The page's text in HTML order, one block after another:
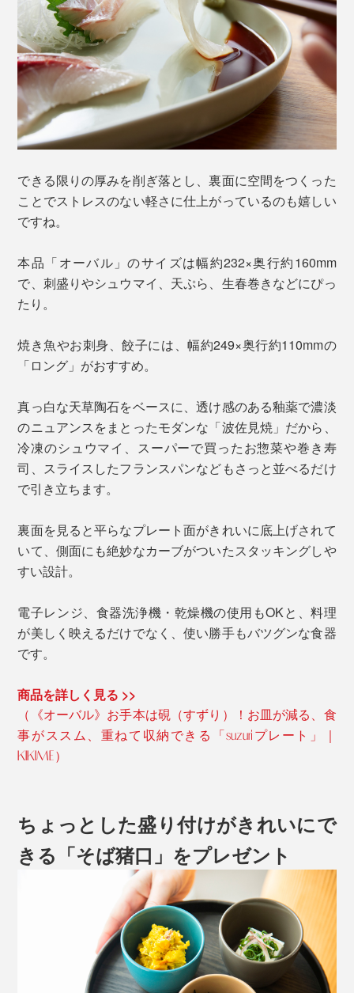
できる限りの厚みを削ぎ落とし、裏面に空間をつくった
ことでストレスのない軽さに仕上がっているのも嬉しい
ですね。
本品「オーバル」のサイズは幅約232×奥行約160mm
で、刺盛りやシュウマイ、天ぷら、生春巻きなどにぴっ
たり。
焼き魚やお刺身、餃子には、幅約249×奥行約110mmの
「ロング」がおすすめ。
真っ白な天草陶石をベースに、透け感のある釉薬で濃淡
のニュアンスをまとったモダンな「波佐見焼」だから、
冷凍のシュウマイ、スーパーで買ったお惣菜や巻き寿
司、スライスしたフランスパンなどもさっと並べるだけ
で引き立ちます。
裏面を見ると平らなプレート面がきれいに底上げされて
いて、側面にも絶妙なカーブがついたスタッキングしや
すい設計。
電子レンジ、食器洗浄機・乾燥機の使用もOKと、料理
が美しく映えるだけでなく、使い勝手もバツグンな食器
です。
商品を詳しく見る >>
（《オーバル》お手本は硯（すずり）！お皿が減る、食
事がススム、重ねて収納できる「suzuriプレート」｜
KIKIME）
ちょっとした盛り付けがきれいにで
きる「そば猪口」をプレゼント